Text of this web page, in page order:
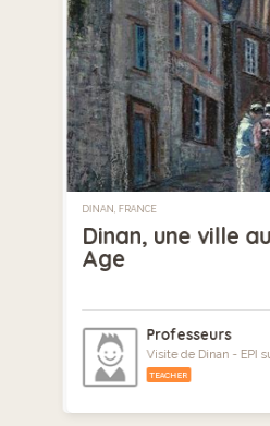
DINAN, FRANCE
Dinan, une ville
Age
Professeurs
Visite de Dinan - EPI
TEACHER